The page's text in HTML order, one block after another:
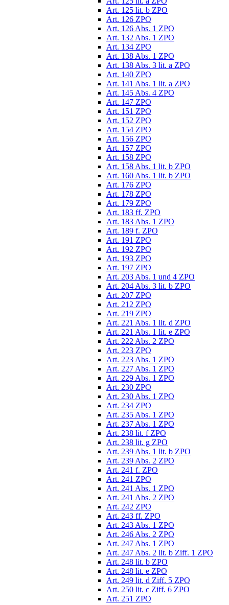
Art. 125 lit. b ZPO
Art. 126 ZPO
Art. 126 Abs. 1 ZPO
Art. 132 Abs. 1 ZPO
Art. 134 ZPO
Art. 138 Abs. 1 ZPO
Art. 138 Abs. 3 lit. a ZPO
Art. 140 ZPO
Art. 141 Abs. 1 lit. a ZPO
Art. 145 Abs. 4 ZPO
Art. 147 ZPO
Art. 151 ZPO
Art. 152 ZPO
Art. 154 ZPO
Art. 156 ZPO
Art. 157 ZPO
Art. 158 ZPO
Art. 158 Abs. 1 lit. b ZPO
Art. 160 Abs. 1 lit. b ZPO
Art. 176 ZPO
Art. 178 ZPO
Art. 179 ZPO
Art. 183 ff. ZPO
Art. 183 Abs. 1 ZPO
Art. 189 f. ZPO
Art. 191 ZPO
Art. 192 ZPO
Art. 193 ZPO
Art. 197 ZPO
Art. 203 Abs. 1 und 4 ZPO
Art. 204 Abs. 3 lit. b ZPO
Art. 207 ZPO
Art. 212 ZPO
Art. 219 ZPO
Art. 221 Abs. 1 lit. d ZPO
Art. 221 Abs. 1 lit. e ZPO
Art. 222 Abs. 2 ZPO
Art. 223 ZPO
Art. 223 Abs. 1 ZPO
Art. 227 Abs. 1 ZPO
Art. 229 Abs. 1 ZPO
Art. 230 ZPO
Art. 230 Abs. 1 ZPO
Art. 234 ZPO
Art. 235 Abs. 1 ZPO
Art. 237 Abs. 1 ZPO
Art. 238 lit. f ZPO
Art. 238 lit. g ZPO
Art. 239 Abs. 1 lit. b ZPO
Art. 239 Abs. 2 ZPO
Art. 241 f. ZPO
Art. 241 ZPO
Art. 241 Abs. 1 ZPO
Art. 241 Abs. 2 ZPO
Art. 242 ZPO
Art. 243 ff. ZPO
Art. 243 Abs. 1 ZPO
Art. 246 Abs. 2 ZPO
Art. 247 Abs. 1 ZPO
Art. 247 Abs. 2 lit. b Ziff. 1 ZPO
Art. 248 lit. b ZPO
Art. 248 lit. e ZPO
Art. 249 lit. d Ziff. 5 ZPO
Art. 250 lit. c Ziff. 6 ZPO
Art. 251 ZPO